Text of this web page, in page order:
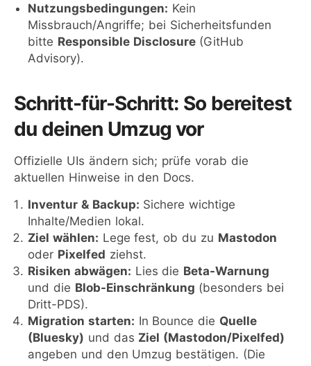
Nutzungsbedingungen: Kein
Missbrauch/Angriffe; bei Sicherheitsfunden
bitte Responsible Disclosure(GitHub
Advisory).
Schritt-für-Schritt: So bereitest
du deinen Umzug vor
Offizielle UIs ändern sich; prüfe vorab die
aktuellen Hinweise in den Docs.
Inventur & Backup: Sichere wichtige
Inhalte/Medien lokal.
Ziel wählen: Lege fest, ob du zu Mastodon
oder Pixelfed ziehst.
Risiken abwägen: Lies die Beta-Warnung
und die Blob-Einschränkung (besonders bei
Dritt-PDS).
Migration starten: In Bounce die Quelle
(Bluesky) und das Ziel (Mastodon/Pixelfed)
angeben und den Umzug bestätigen. (Die